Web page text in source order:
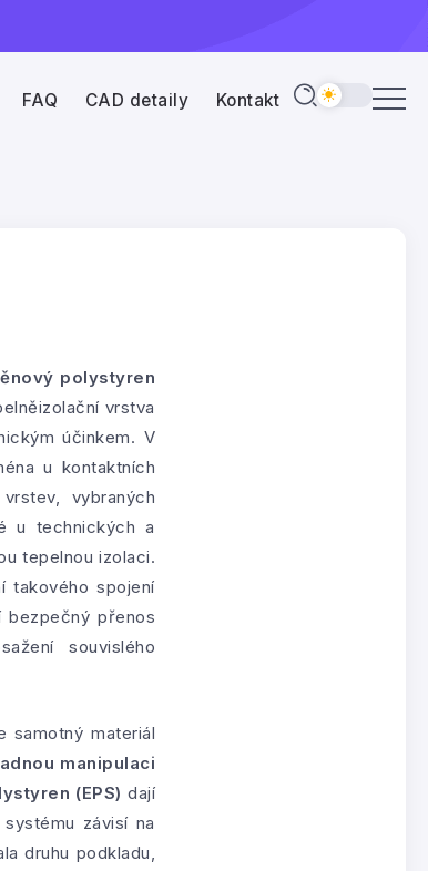
FAQ CAD detaily Kontakt
polystyren
vrstva
účinkem. V
u kontaktních
vybraných
u technických a
tepelnou izolaci.
takového spojení
bezpečný přenos
souvislého
samotný materiál
manipulaci
(EPS) dají
závisí na
druhu podkladu,